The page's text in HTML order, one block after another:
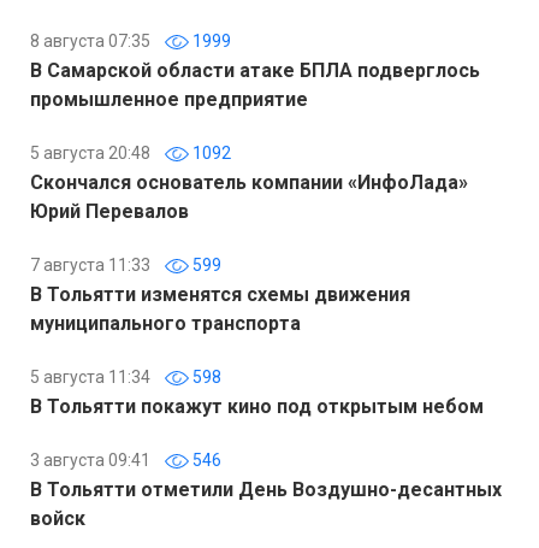
8 августа 07:35 1999
В Самарской области атаке БПЛА подверглось
промышленное предприятие
5 августа 20:48 1092
Скончался основатель компании «ИнфоЛада»
Юрий Перевалов
7 августа 11:33 599
В Тольятти изменятся схемы движения
муниципального транспорта
5 августа 11:34 598
В Тольятти покажут кино под открытым небом
3 августа 09:41 546
В Тольятти отметили День Воздушно-десантных
войск